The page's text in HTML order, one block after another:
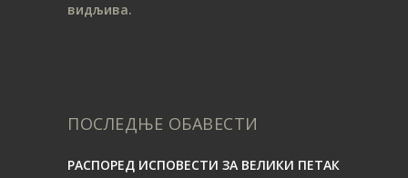
видљива.
ПОСЛЕДЊЕ ОБАВЕСТИ
РАСПОРЕД ИСПОВЕСТИ ЗА ВЕЛИКИ ПЕТАК